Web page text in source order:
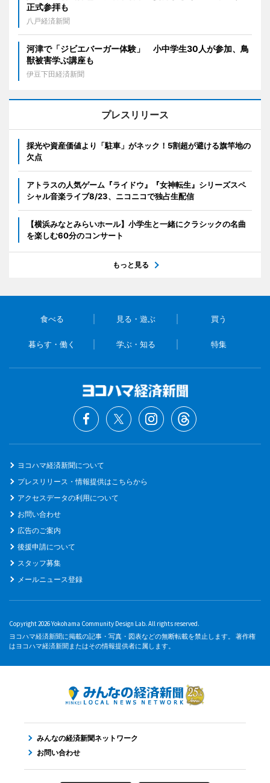
正式参拝も
八戸経済新聞
河津で「ジビエバーガー体験」 小中学生30人が参加、鳥
獣被害学ぶ講座も
伊豆下田経済新聞
プレスリリース
採光や資産価値より「駐車」がネック！5割超が避ける旗竿地の
欠点
アトラスの人気ゲーム『ライドウ』『女神転生』シリーズスペ
シャル音楽ライブ8/23、ニコニコで独占生配信
【横浜みなとみらいホール】小学生と一緒にクラシックの名曲
を楽しむ60分のコンサート
もっと見る
食べる 見る・遊ぶ 買う
暮らす・働く 学ぶ・知る 特集
ヨコハマ経済新聞について
プレスリリース・情報提供はこちらから
アクセスデータの利用について
お問い合わせ
広告のご案内
後援申請について
スタッフ募集
メールニュース登録
Copyright 2026 Yokohama Community Design Lab. All rights reserved.
ヨコハマ経済新聞に掲載の記事・写真・図表などの無断転載を禁止します。 著作権
はヨコハマ経済新聞またはその情報提供者に属します。
みんなの経済新聞ネットワーク
お問い合わせ